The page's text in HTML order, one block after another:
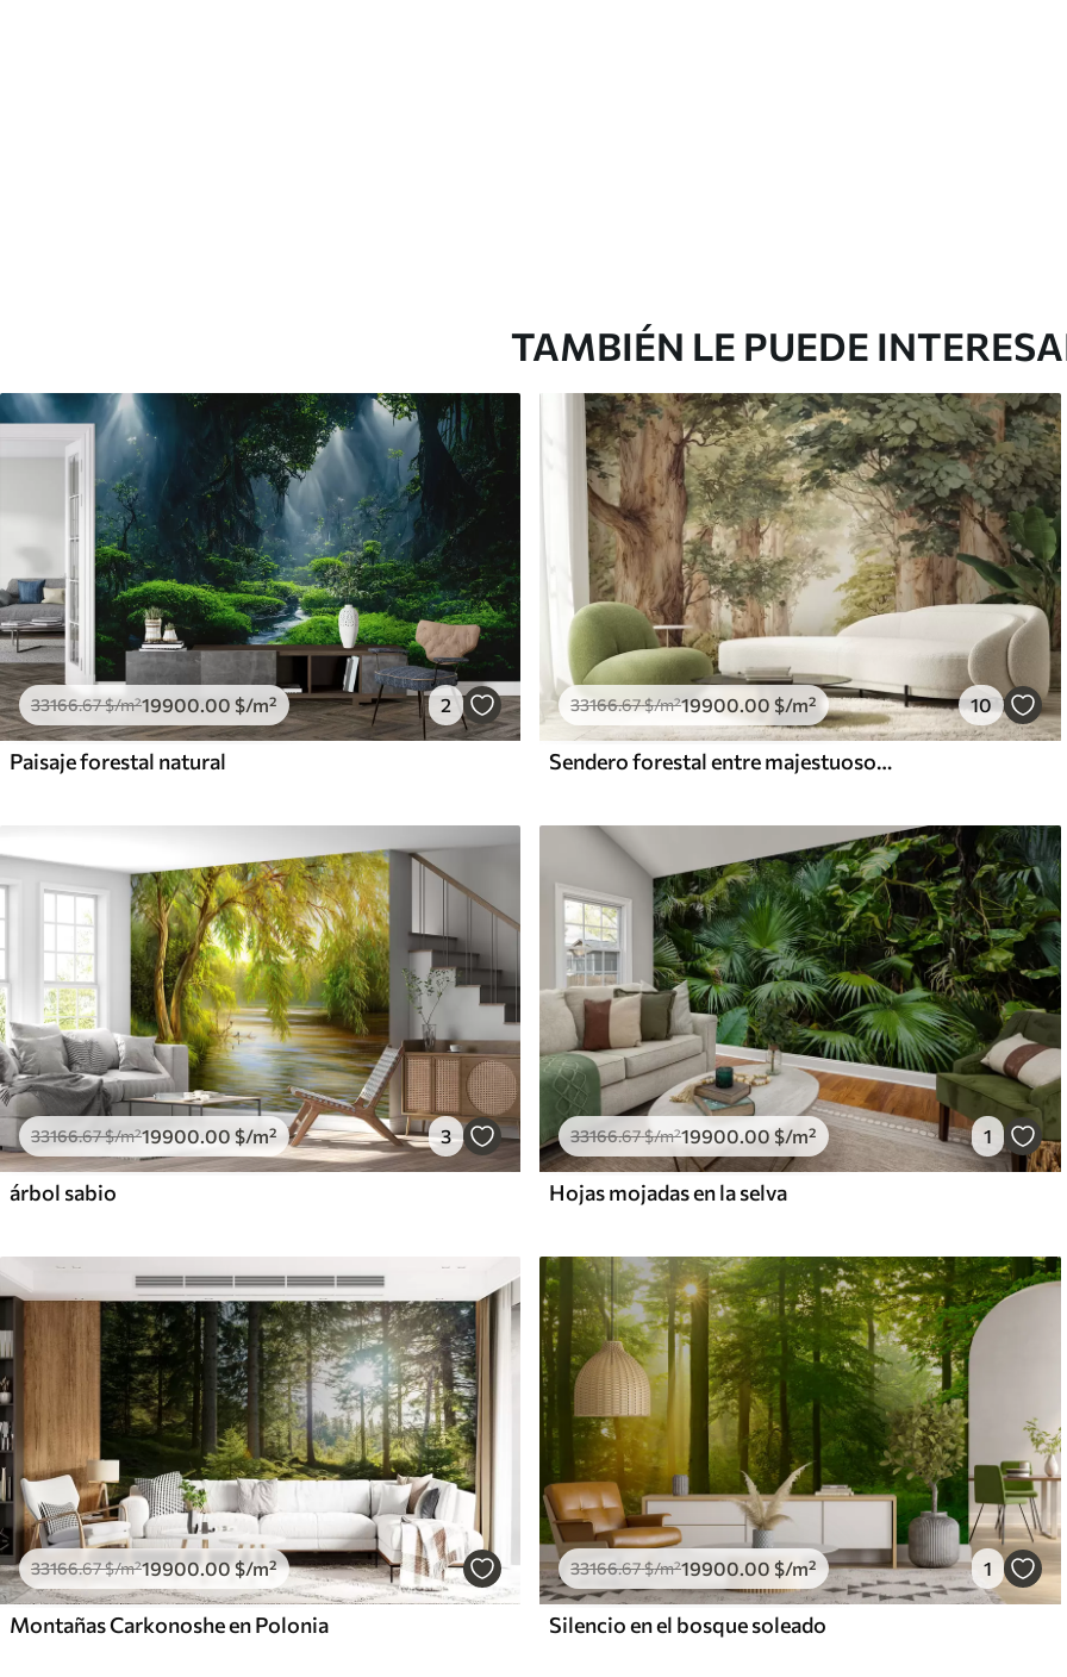
TAMBIÉN LE PUEDE
33166.67$/m²19900 .00 $/m² 2
Paisaje forestal natural
33166.67$/m²19900 .00 $/m² 10
Sendero forestal entre majestuosos árboles en estilo acuarela
33166.67$/m²19900.00 $/m² 3
árbol sabio
33166.67$/m²19900.00$/m² 1
Hojas mojadas en la selva
33166.67$/m²19900.00$/m²
Montañas Carkonoshe en Polonia
33166.67$/m²19900 .00 $/m² 1
Silencio en el bosque soleado